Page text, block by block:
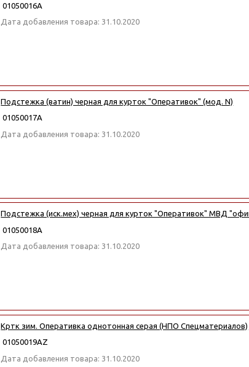
01050016А
Дата добавления товара: 31.10.2020
Подстежка (ватин) черная для курток "Оперативок" (мод. N)
01050017А
Дата добавления товара: 31.10.2020
Подстежка (иск.мех) черная для курток "Оперативок" МВД
01050018А
Дата добавления товара: 31.10.2020
Кртк зим. Оперативка однотонная серая (НПО Спецматериалов)
01050019АZ
Дата добавления товара: 31.10.2020